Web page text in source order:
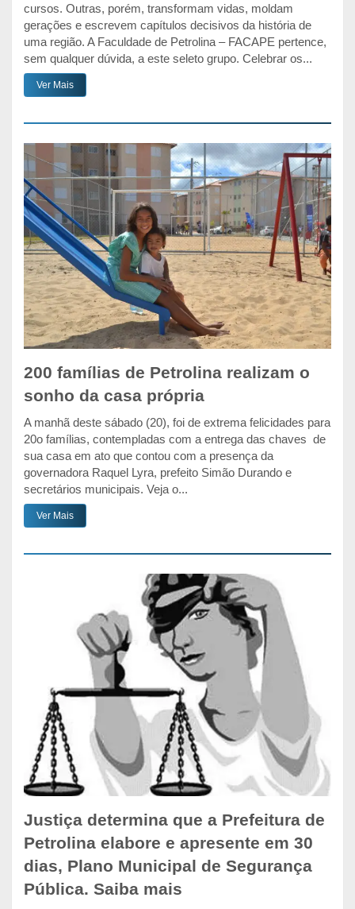
cursos. Outras, porém, transformam vidas, moldam
gerações e escrevem capítulos decisivos da história de
uma região. A Faculdade de Petrolina – FACAPE pertence,
sem qualquer dúvida, a este seleto grupo. Celebrar os...
Ver Mais
200 famílias de Petrolina realizam o
sonho da casa própria
A manhã deste sábado (20), foi de extrema felicidades para
20o famílias, contempladas com a entrega das chaves de
sua casa em ato que contou com a presença da
governadora Raquel Lyra, prefeito Simão Durando e
secretários municipais. Veja o...
Ver Mais
Justiça determina que a Prefeitura de
Petrolina elabore e apresente em 30
dias, Plano Municipal de Segurança
Pública. Saiba mais